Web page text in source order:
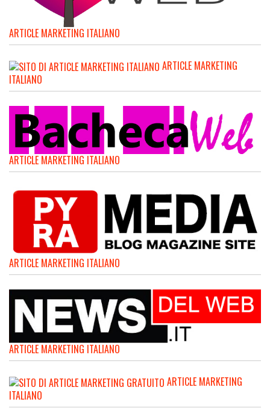
ARTICLE MARKETING ITALIANO
ARTICLE MARKETING
ITALIANO
ARTICLE MARKETING ITALIANO
ARTICLE MARKETING ITALIANO
ARTICLE MARKETING ITALIANO
ARTICLE MARKETING
ITALIANO